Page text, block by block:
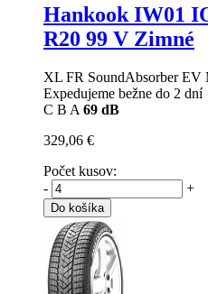
Hankook IW01
R20 99 V Zimné
XL FR SoundAbsorber EV
Expedujeme bežne do 2 dní
C B A 69 dB
329,06 €
Počet kusov:
-
+
Do košíka